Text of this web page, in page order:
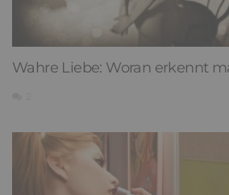
Wahre Liebe: Woran erkennt